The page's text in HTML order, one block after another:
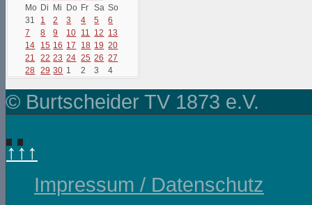
Mo Di Mi Do Fr Sa So
31
1 2 3 4 5
6
7
8 9 10 11 12 13
14
15 16 17 18 19 20
21
22 23 24 25 26 27
28 29 30 1 2 3 4
© Burtscheider TV 1873 e.V.
↑↑↑
Impressum / Datenschutz